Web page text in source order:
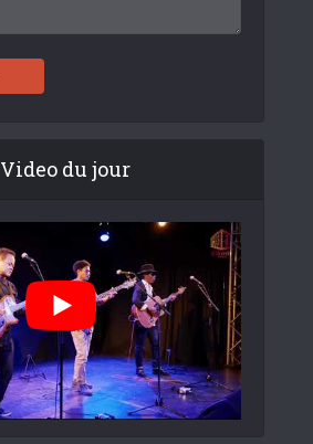
Video du jour